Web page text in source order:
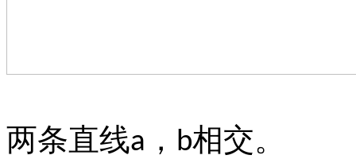
两条直线a ， b相交。